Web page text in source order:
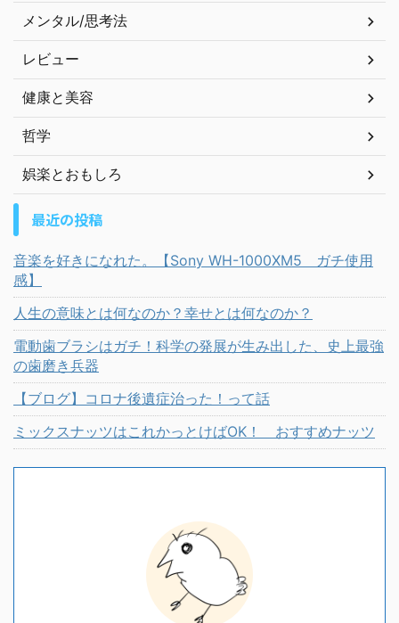
メンタル/思考法
レビュー
健康と美容
哲学
娯楽とおもしろ
最近の投稿
音楽を好きになれた。【Sony WH-1000XM5 ガチ使用
感】
人生の意味とは何なのか？幸せとは何なのか？
電動歯ブラシはガチ！科学の発展が生み出した、史上最強
の歯磨き兵器
【ブログ】コロナ後遺症治った！って話
ミックスナッツはこれかっとけばOK！ おすすめナッツ